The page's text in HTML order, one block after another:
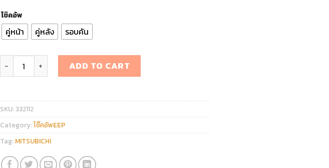
โช๊คอัพ
คู่หน้า คู่หลัง รอบคัน
โช๊คอัพ MITSUBICHI CK2 quantity
ADD TO CART
SKU: 332112
Category:โช๊คอัพEEP
Tag: MITSUBICHI